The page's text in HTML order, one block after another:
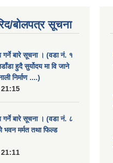
बोलपत्र सूचना
बारे सूचना । (वडा नं. १
हुदै सुर्योदय मा वि जाने
निर्माण ....)
बारे सूचना । (वडा नं. ८
भवन मर्मत तथा फिल्ड